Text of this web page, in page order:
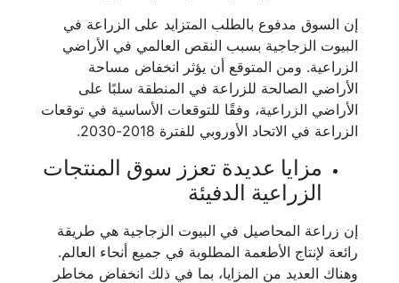
إن السوق مدفوع بالطلب المتزايد على الزراعة في
البيوت الزجاجية بسبب النقص العالمي في الأراضي
الزراعية. ومن المتوقع أن يؤثر انخفاض مساحة
الأراضي الصالحة للزراعة في المنطقة سلبًا على
الأراضي الزراعية، وفقًا للتوقعات الأساسية في توقعات
الزراعة في الاتحاد الأوروبي للفترة 2018-2030.
مزايا عديدة تعزز سوق المنتجات
الزراعية الدفيئة
إن زراعة المحاصيل في البيوت الزجاجية هي طريقة
رائعة لإنتاج الأطعمة المطلوبة في جميع أنحاء العالم.
وهناك العديد من المزايا، بما في ذلك انخفاض مخاطر